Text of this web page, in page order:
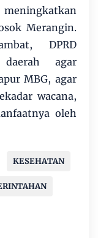
Merangin.
DPRD
daerah agar
MBG, agar
wacana,
oleh
KESEHATAN